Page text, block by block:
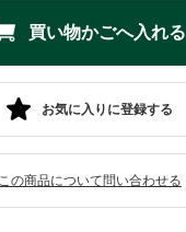
お気に入りに登録する
この商品について問い合わせる